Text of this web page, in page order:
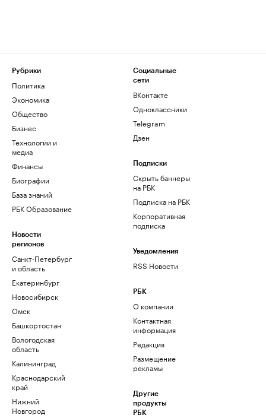
Рубрики
Политика
Экономика
Общество
Бизнес
Технологии и
медиа
Финансы
Биографии
База знаний
РБК Образование
Новости
регионов
Санкт-Петербург
и область
Екатеринбург
Новосибирск
Омск
Башкортостан
Вологодская
область
Калининград
Краснодарский
край
Нижний
Новгород
Социальные
сети
ВКонтакте
Одноклассники
Telegram
Дзен
Подписки
Скрыть баннеры
на РБК
Подписка на РБК
Корпоративная
подписка
Уведомления
RSS Новости
РБК
О компании
Контактная
информация
Редакция
Размещение
рекламы
Другие
продукты
РБК